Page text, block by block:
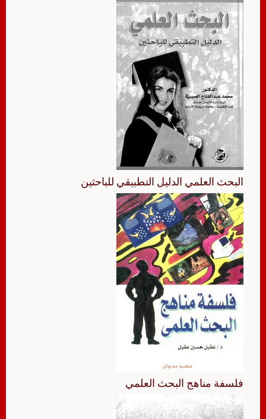
البحث العلمي الدليل التطبيقي للباحثين
فلسفة مناهج البحث العلمي